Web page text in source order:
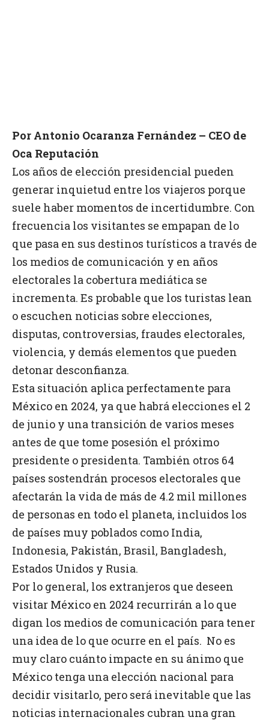
Por Antonio Ocaranza Fernández – CEO de
Oca Reputación
Los años de elección presidencial pueden
generar inquietud entre los viajeros porque
suele haber momentos de incertidumbre. Con
frecuencia los visitantes se empapan de lo
que pasa en sus destinos turísticos a través de
los medios de comunicación y en años
electorales la cobertura mediática se
incrementa. Es probable que los turistas lean
o escuchen noticias sobre elecciones,
disputas, controversias, fraudes electorales,
violencia, y demás elementos que pueden
detonar desconfianza.
Esta situación aplica perfectamente para
México en 2024, ya que habrá elecciones el 2
de junio y una transición de varios meses
antes de que tome posesión el próximo
presidente o presidenta. También otros 64
países sostendrán procesos electorales que
afectarán la vida de más de 4.2 mil millones
de personas en todo el planeta, incluidos los
de países muy poblados como India,
Indonesia, Pakistán, Brasil, Bangladesh,
Estados Unidos y Rusia.
Por lo general, los extranjeros que deseen
visitar México en 2024 recurrirán a lo que
digan los medios de comunicación para tener
una idea de lo que ocurre en el país. No es
muy claro cuánto impacte en su ánimo que
México tenga una elección nacional para
decidir visitarlo, pero será inevitable que las
noticias internacionales cubran una gran